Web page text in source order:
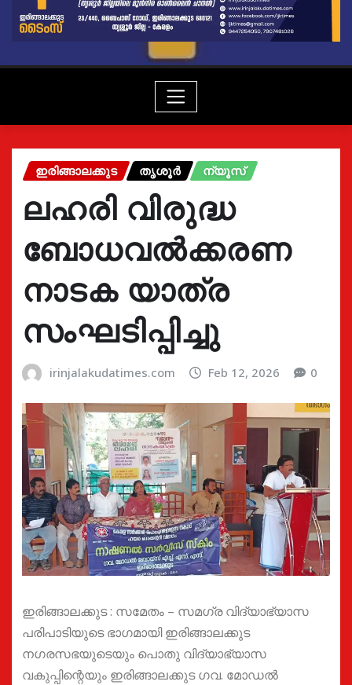
ഇരിങ്ങാലക്കുട തൃശൂർ ന്യൂസ്
ലഹരി വിരുദ്ധ
ബോധവൽക്കരണ
നാടക യാത്ര
സംഘടിപ്പിച്ചു
irinjalakudatimes.com Feb 12, 2026 0
ഇരിങ്ങാലക്കുട : സമേതം – സമഗ്ര വിദ്യാഭ്യാസ
പരിപാടിയുടെ ഭാഗമായി ഇരിങ്ങാലക്കുട
നഗരസഭയുടെയും പൊതു വിദ്യാഭ്യാസ
വകുപ്പിന്റെയും ഇരിങ്ങാലക്കുട ഗവ. മോഡൽ